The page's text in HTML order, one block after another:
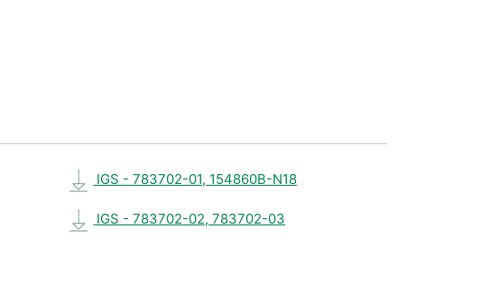
IGS - 783702-01, 154860B-N18
IGS - 783702-02, 783702-03